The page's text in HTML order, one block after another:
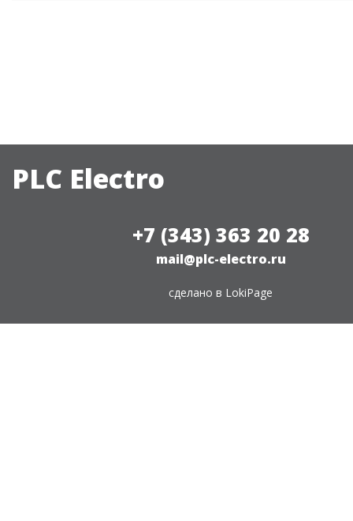
PLC Electro
+7 (343) 363 20 28
mail@plc-electro.ru
сделано в LokiPage